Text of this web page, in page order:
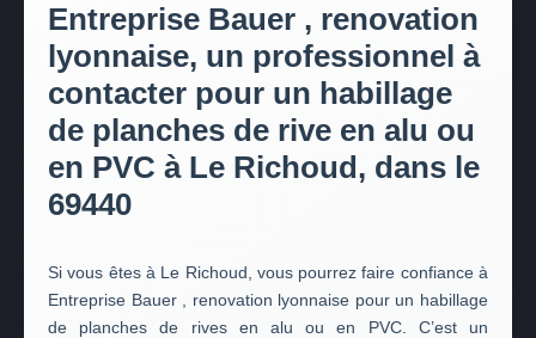
Entreprise Bauer , renovation
lyonnaise, un professionnel à
contacter pour un habillage
de planches de rive en alu ou
en PVC à Le Richoud, dans le
69440
Si vous êtes à Le Richoud, vous pourrez faire confiance à
Entreprise Bauer , renovation lyonnaise pour un habillage
de planches de rives en alu ou en PVC. C’est un